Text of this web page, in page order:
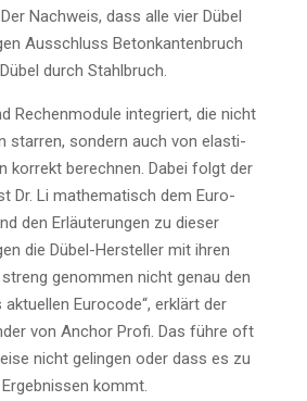
Nach­weis, dass alle vier Dübel
Aus­schluss Beton­kan­ten­bruch
durch Stahlbruch.
Rechen­mo­du­le inte­griert, die nicht
star­ren, son­dern auch von elas­ti­
kor­rekt berech­nen. Dabei folgt der
Dr. Li mathe­ma­tisch dem Euro­
den Erläu­te­run­gen zu die­ser
die Dübel-Her­stel­ler mit ihren
genom­men nicht genau den
Euro­code“, erklärt der
von Anchor Pro­fi. Das füh­re oft
nicht gelin­gen oder dass es zu
kommt.